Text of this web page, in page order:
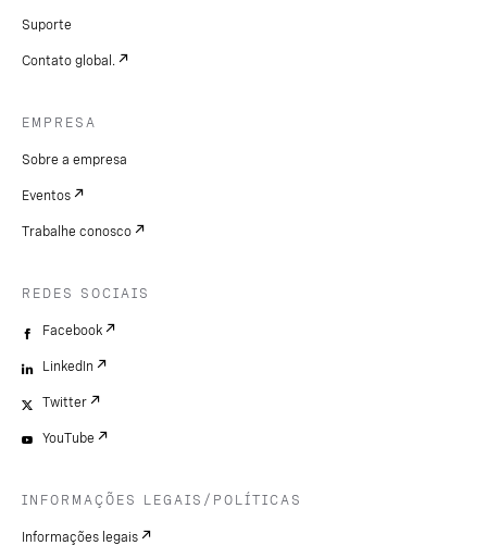
Suporte
Contato global.
EMPRESA
Sobre a empresa
Eventos
Trabalhe conosco
REDES SOCIAIS
Facebook
LinkedIn
Twitter
YouTube
INFORMAÇÕES LEGAIS/POLÍTICAS
Informações legais